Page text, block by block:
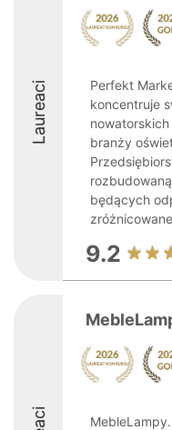
Laureaci
Perfekt
koncentruje
branży
będących
9.2